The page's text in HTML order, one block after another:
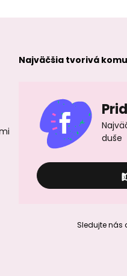
Najväčšia tvorivá
duše
Sledujte nás